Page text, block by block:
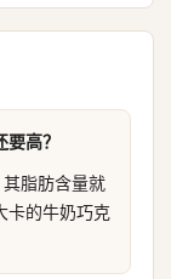
高？
脂肪含量就
的牛奶巧克